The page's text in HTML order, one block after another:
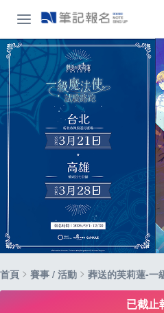
首頁 > 賽事 / 活動 > 葬送的芙莉蓮-一
已截止